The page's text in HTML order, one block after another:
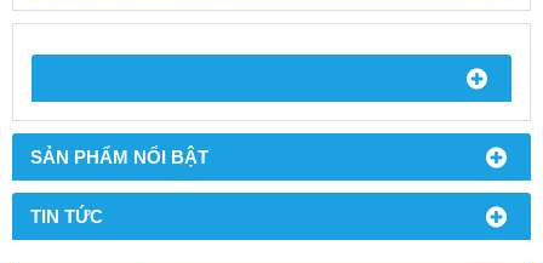
SẢN PHẨM NỔI BẬT
TIN TỨC